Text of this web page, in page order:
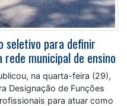
seletivo para definir
municipal de ensino
na quarta-feira (29),
Designação de Funções
para atuar como